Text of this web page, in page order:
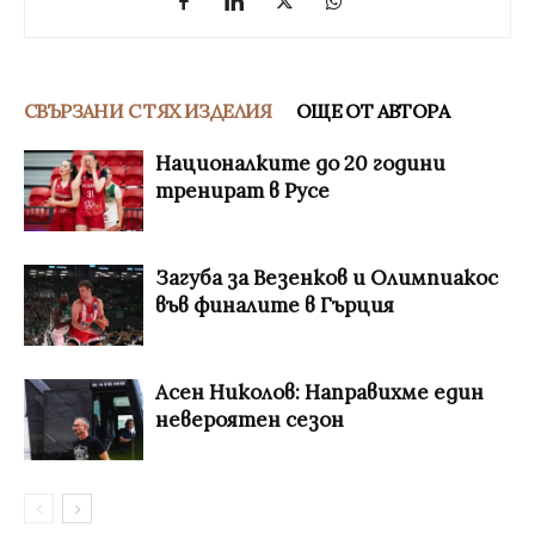
СВЪРЗАНИ С ТЯХ ИЗДЕЛИЯ ОЩЕ ОТ АВТОРА
Националките до 20 години
тренират в Русе
Загуба за Везенков и Олимпиакос
във финалите в Гърция
Асен Николов: Направихме един
невероятен сезон